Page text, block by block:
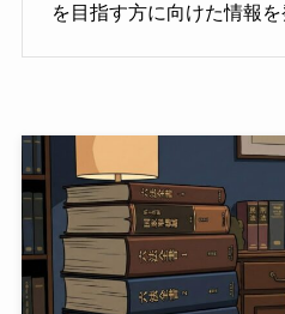
を目指す方に向けた情報を